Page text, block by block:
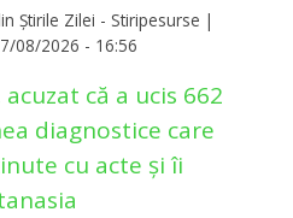
Știrile Zilei - Stiripesurse |
08/2026 - 16:56
că a ucis 662
diagnostice care
cu acte și îi